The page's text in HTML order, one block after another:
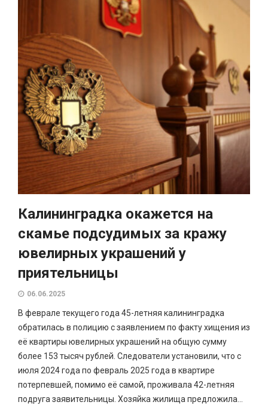
Калининградка окажется на
скамье подсудимых за кражу
ювелирных украшений у
приятельницы
06.06.2025
В феврале текущего года 45-летняя калининградка
обратилась в полицию с заявлением по факту хищения из
её квартиры ювелирных украшений на общую сумму
более 153 тысяч рублей. Следователи установили, что с
июля 2024 года по февраль 2025 года в квартире
потерпевшей, помимо её самой, проживала 42-летняя
подруга заявительницы. Хозяйка жилища предложила...